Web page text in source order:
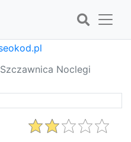
Szczawnica Noclegi